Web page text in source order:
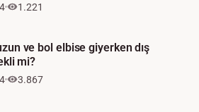
1.221
ve bol elbise giyerken dış
mi?
3.867